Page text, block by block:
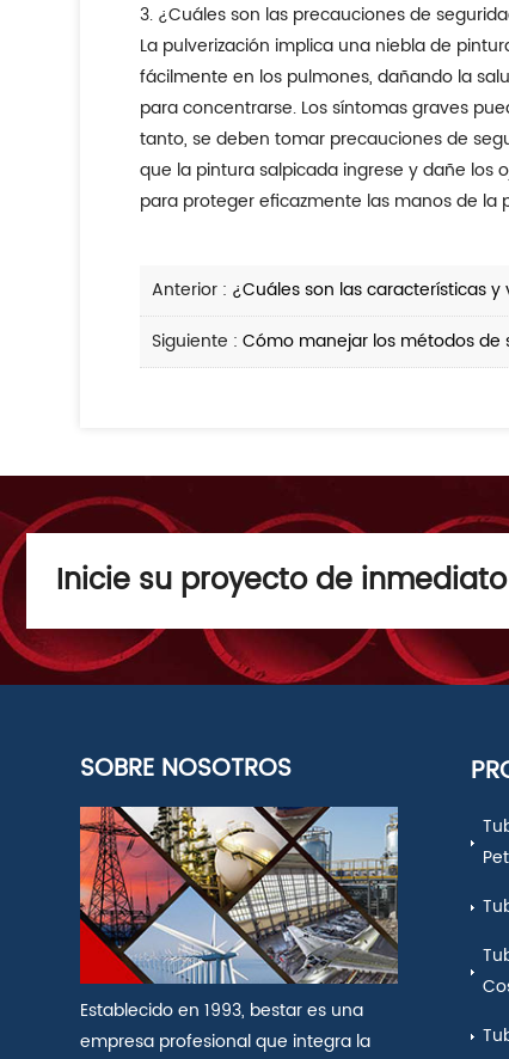
3. ¿Cuáles son las precauciones de
La pulverización implica una niebla de
fácilmente en los pulmones, dañando la
para concentrarse. Los síntomas graves
tanto, se deben tomar precauciones de
que la pintura salpicada ingrese y dañe los
para proteger eficazmente las manos de la
Anterior : ¿Cuáles son las características
Siguiente :Cómo manejar los métodos de
Inicie su proyecto de inmediato
SOBRE NOSOTROS
Establecido en 1993, bestar es una
empresa profesional que integra la